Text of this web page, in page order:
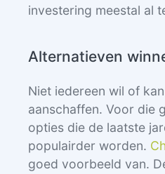
investering meestal al
Alternatieven
Niet iedereen wil of
aanschaffen. Voor die
opties die de laatste
populairder worden.
goed voorbeeld van.